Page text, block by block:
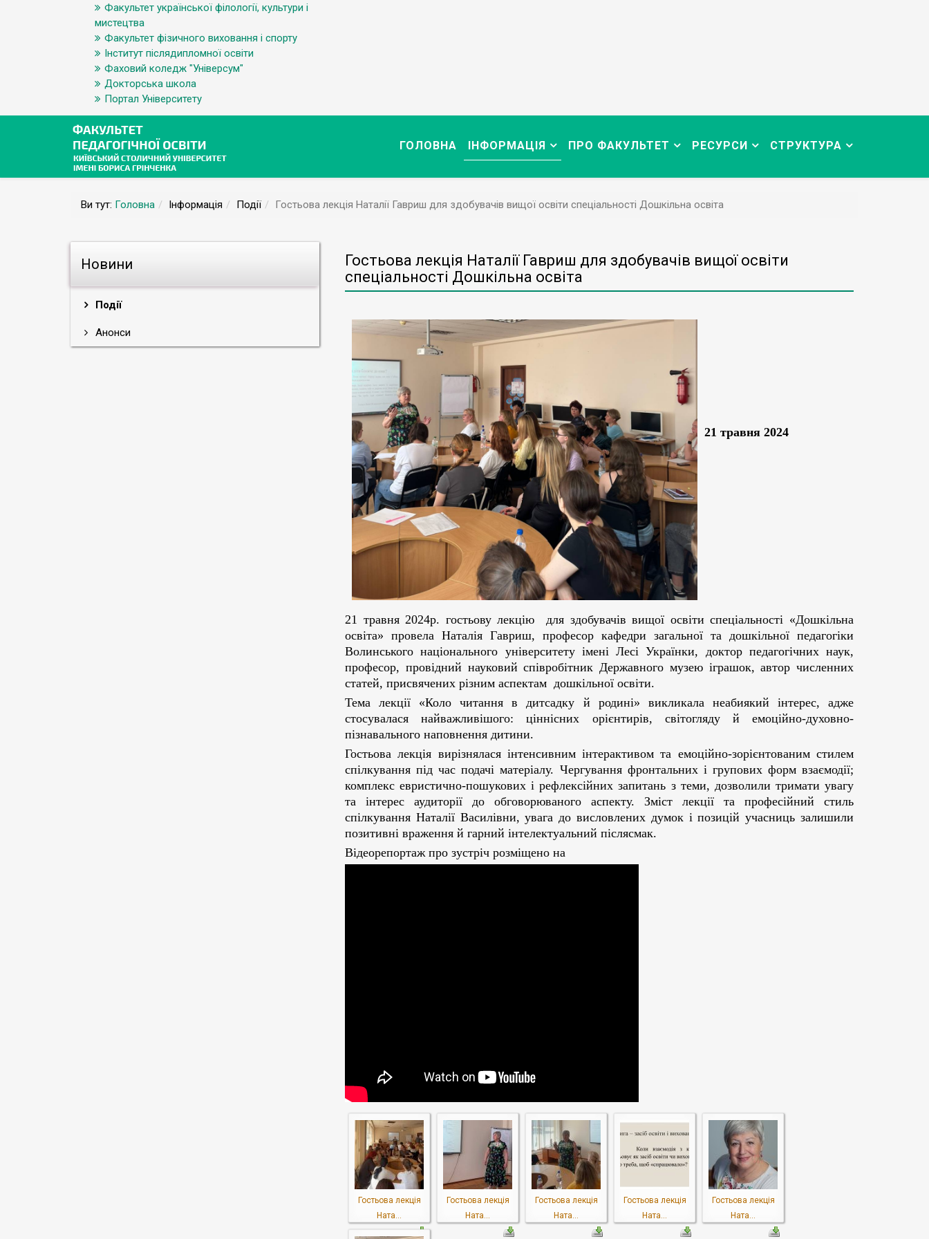
Факультет української філології, культури і
мистецтва
Факультет фізичного виховання і спорту
Інститут післядипломної освіти
Фаховий коледж "Універсум"
Докторська школа
Портал Університету
ГОЛОВНА ІНФОРМАЦІЯ ПРО ФАКУЛЬТЕТ РЕСУРСИ СТРУКТУРА
Ви тут: Головна Інформація Події Гостьова лекція Наталії Гавриш для здобувачів вищої освіти спеціальності Дошкільна освіта
Новини
Події
Анонси
Гостьова лекція Наталії Гавриш для здобувачів вищої освіти
спеціальності Дошкільна освіта
21 травня 2024
21 травня 2024р. гостьову лекцію для здобувачів вищої освіти спеціальності «Дошкільна
освіта» провела Наталія Гавриш, професор кафедри загальної та дошкільної педагогіки
Волинського національного університету імені Лесі Українки, доктор педагогічних наук,
професор, провідний науковий співробітник Державного музею іграшок, автор численних
статей, присвячених різним аспектам дошкільної освіти.
Тема лекції «Коло читання в дитсадку й родині» викликала неабиякий інтерес, адже
стосувалася найважливішого: ціннісних орієнтирів, світогляду й емоційно-духовно-
пізнавального наповнення дитини.
Гостьова лекція вирізнялася інтенсивним інтерактивом та емоційно-зорієнтованим стилем
спілкування під час подачі матеріалу. Чергування фронтальних і групових форм взаємодії;
комплекс евристично-пошукових і рефлексійних запитань з теми, дозволили тримати увагу
та інтерес аудиторії до обговорюваного аспекту. Зміст лекції та професійний стиль
спілкування Наталії Василівни, увага до висловлених думок і позицій учасниць залишили
позитивні враження й гарний інтелектуальний післясмак.
Відеорепортаж про зустріч розміщено на
Гостьова лекція
Ната...
Гостьова лекція
Ната...
Гостьова лекція
Ната...
Гостьова лекція
Ната...
Гостьова лекція
Ната...